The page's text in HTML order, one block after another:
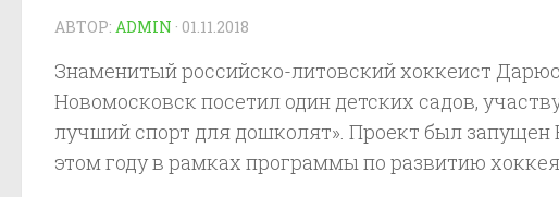
АВТОР: ADMIN · 01.11.2018
Знаменитый российско-литовский хоккеист
Новомосковск посетил один детских садов,
лучший спорт для дошколят». Проект был
этом году в рамках программы по развитию